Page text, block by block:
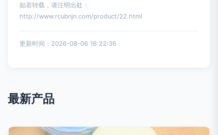
如若转载，请注明出处：
http://www.rcubnjn.com/product/22.html
更新时间：2026-08-06 16:22:36
最新产品